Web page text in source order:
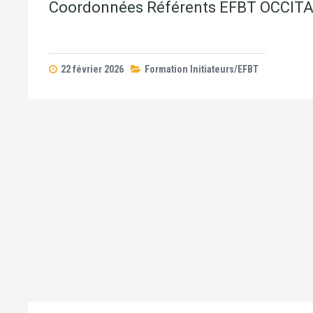
Coordonnées Référents EFBT
22 février 2026 Formation Initiateurs/EFBT